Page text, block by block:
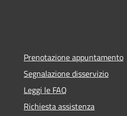
Prenotazione appuntamento
Segnalazione disservizio
Leggi le FAQ
Richiesta assistenza